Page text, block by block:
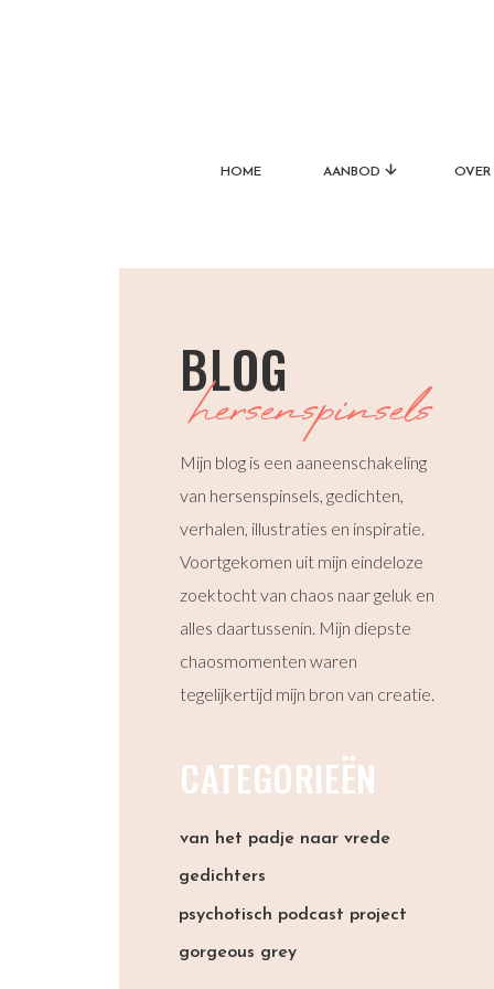
HOME AANBOD OVER
BLOG
hersenspinsels
Mijn blog is een aaneenschakeling
van hersenspinsels, gedichten,
verhalen, illustraties en inspiratie.
Voortgekomen uit mijn eindeloze
zoektocht van chaos naar geluk en
alles daartussenin. Mijn diepste
chaosmomenten waren
tegelijkertijd mijn bron van creatie.
CATEGORIEËN
van het padje naar vrede
psychotisch podcast project
gorgeous grey
gedichters